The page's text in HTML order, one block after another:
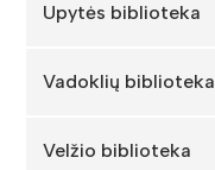
Upytės biblioteka
Vadoklių biblioteka
Velžio biblioteka